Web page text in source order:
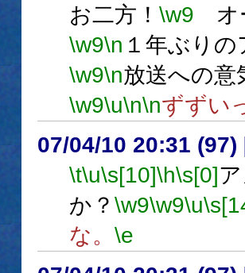
お二方！ \w9 オ
\w9\n １年ぶり
\w9\n放送への意
\w9\u\n\nずずい
07/04/10 20:31 (97)
\t\u\s[10]\h\s[0]
か？ \w9\w9\u
な。 \e